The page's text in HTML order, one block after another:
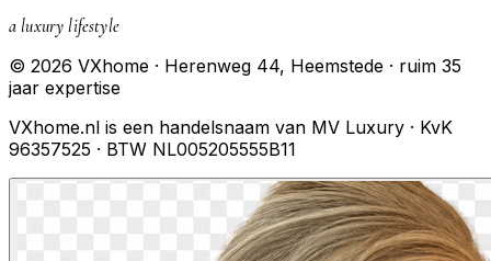
a luxury lifestyle
© 2026 VXhome · Herenweg 44, Heemstede · ruim 35
jaar expertise
VXhome.nl is een handelsnaam van MV Luxury · KvK
96357525 · BTW NL005205555B11